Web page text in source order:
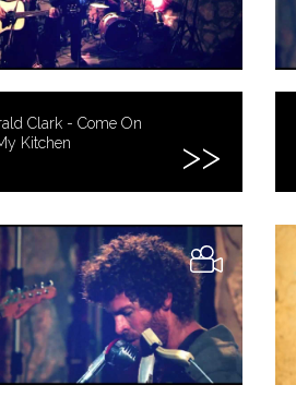
Clark - Come On
Kitchen